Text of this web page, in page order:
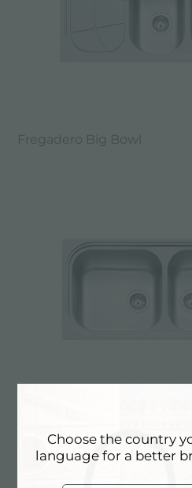
Fregadero Big Bowl
Choose the country
language for a better